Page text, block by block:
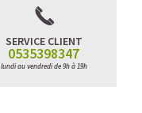
SERVICE CLIENT
0535398347
lundi au vendredi de 9h à 19h